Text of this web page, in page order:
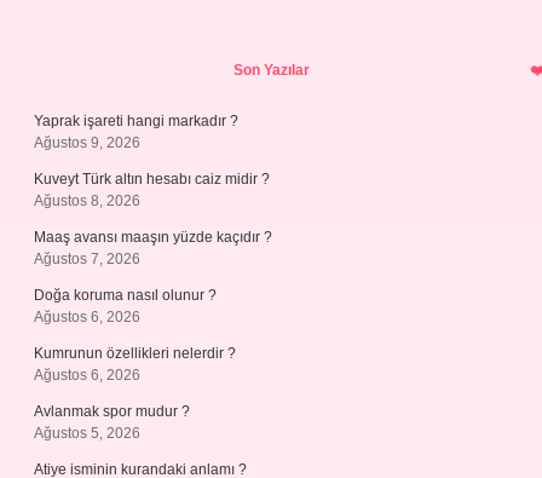
Son Yazılar
Yaprak işareti hangi markadır ?
Ağustos 9, 2026
Kuveyt Türk altın hesabı caiz midir ?
Ağustos 8, 2026
Maaş avansı maaşın yüzde kaçıdır ?
Ağustos 7, 2026
Doğa koruma nasıl olunur ?
Ağustos 6, 2026
Kumrunun özellikleri nelerdir ?
Ağustos 6, 2026
Avlanmak spor mudur ?
Ağustos 5, 2026
Atiye isminin kurandaki anlamı ?